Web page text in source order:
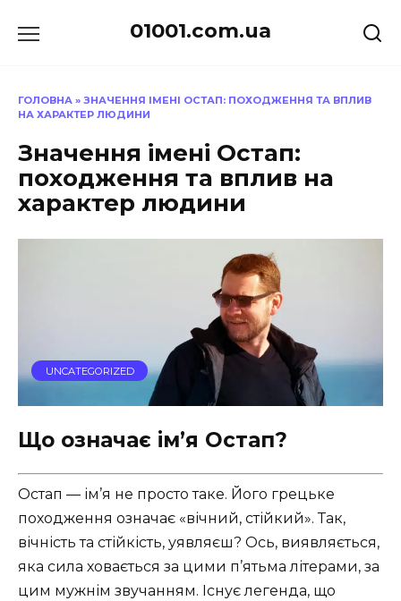
до
01001.com.ua
ГОЛОВНА » ЗНАЧЕННЯ ІМЕНІ ОСТАП: ПОХОДЖЕННЯ ТА ВПЛИВ
НА ХАРАКТЕР ЛЮДИНИ
Значення імені Остап:
походження та вплив на
характер людини
UNCATEGORIZED
Що означає ім’я Остап?
Остап — ім’я не просто таке. Його грецьке
походження означає «вічний, стійкий». Так,
вічність та стійкість, уявляєш? Ось, виявляється,
яка сила ховається за цими п’ятьма літерами, за
цим мужнім звучанням. Існує легенда, що